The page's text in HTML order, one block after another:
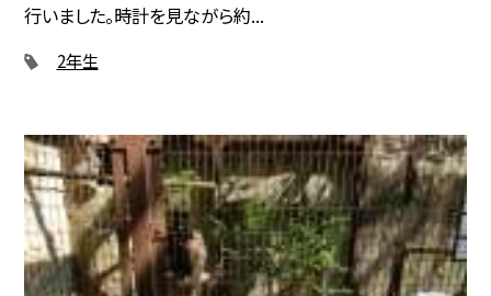
行いました。時計を見ながら約...
2年生